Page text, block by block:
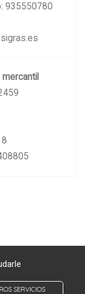
935550780
SERVICIOS